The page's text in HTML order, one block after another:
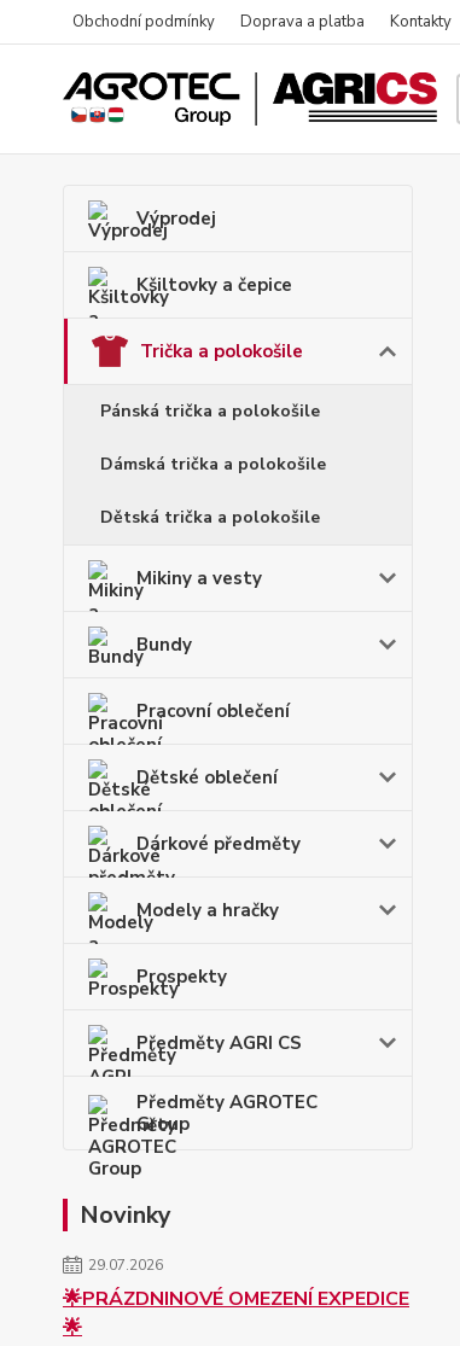
Obchodní podmínky Doprava a platba Kontakty
Výprodej
Kšiltovky a čepice
Trička a polokošile
Pánská trička a polokošile
Dámská trička a polokošile
Dětská trička a polokošile
Mikiny a vesty
Bundy
Pracovní oblečení
Dětské oblečení
Dárkové předměty
Modely a hračky
Prospekty
Předměty AGRI CS
Předměty AGROTEC
Group
Novinky
29.07.2026
🌟PRÁZDNINOVÉ OMEZENÍ EXPEDICE
🌟